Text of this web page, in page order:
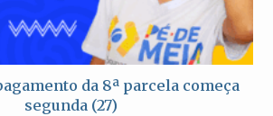
da 8ª parcela começa
segunda (27)